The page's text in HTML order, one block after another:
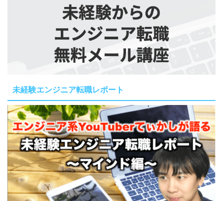
未経験エンジニア転職レポート